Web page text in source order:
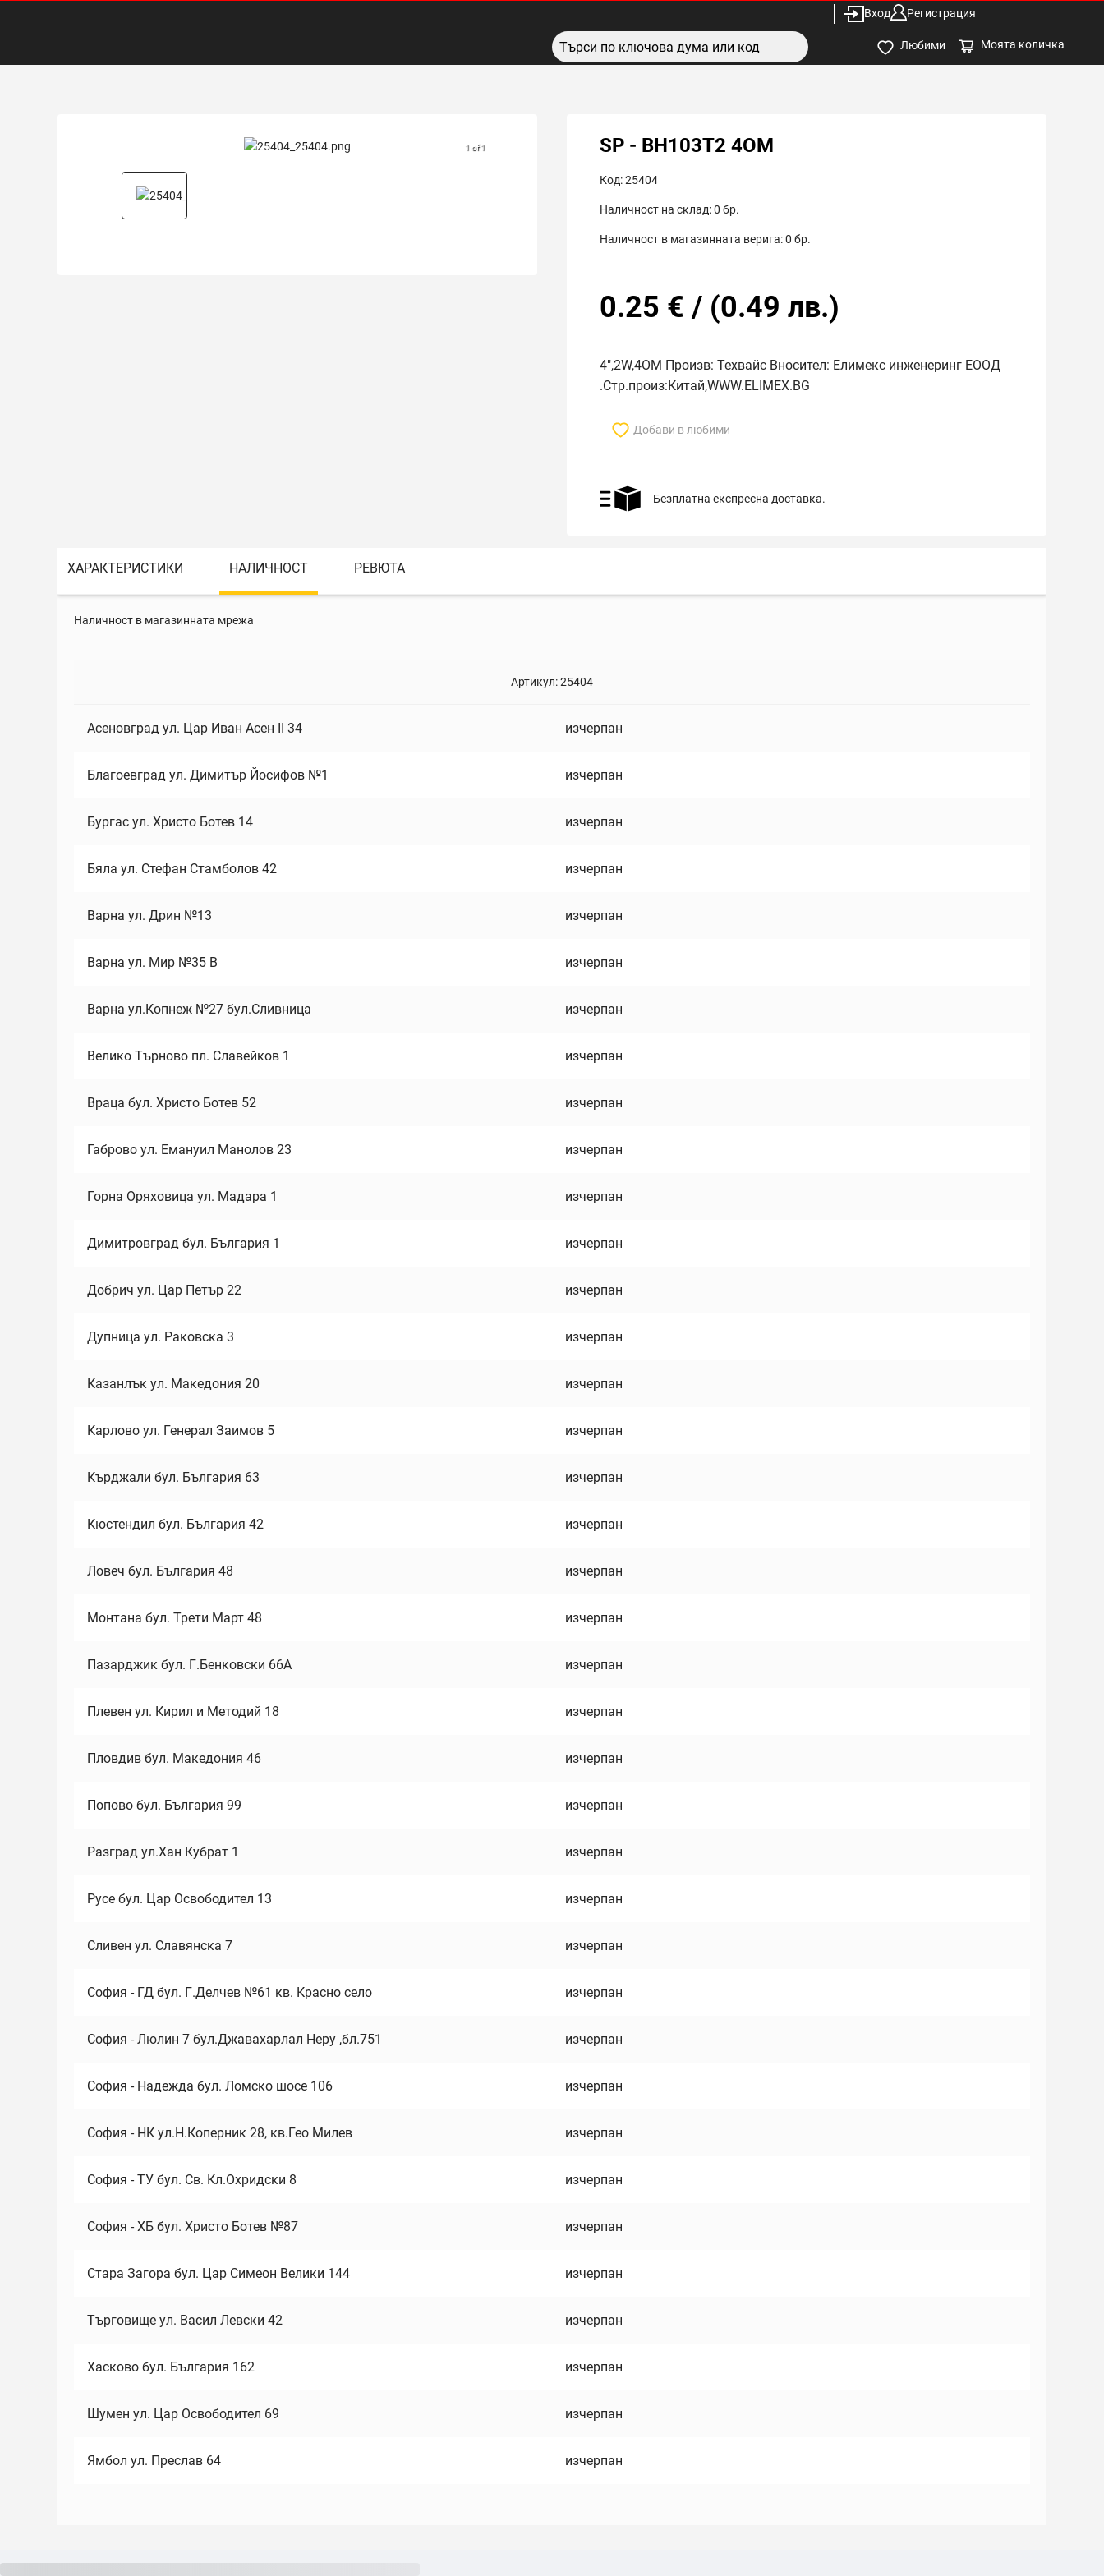
Вход Регистрация
Любими Моята количка
1 of 1 SP - BH103T2 4OM
Код:25404
Наличност на склад:0 бр.
Наличност в магазинната верига:0 бр.
0.25 € / (0.49 лв.)
4",2W,4OM Произв: Техвайс Вносител: Елимекс инженеринг ЕООД
.Стр.произ:Китай,WWW.ELIMEX.BG
Добави в любими
Безплатна експресна доставка.
ХАРАКТЕРИСТИКИ НАЛИЧНОСТ РЕВЮТА
Наличност в магазинната мрежа
Артикул:25404
Асеновград ул. Цар Иван Асен II 34 изчерпан
Благоевград ул. Димитър Йосифов №1 изчерпан
Бургас ул. Христо Ботев 14 изчерпан
Бяла ул. Стефан Стамболов 42 изчерпан
Варна ул. Дрин №13 изчерпан
Варна ул. Мир №35 В изчерпан
Варна ул.Копнеж №27 бул.Сливница изчерпан
Велико Търново пл. Славейков 1 изчерпан
Враца бул. Христо Ботев 52 изчерпан
Габрово ул. Емануил Манолов 23 изчерпан
Горна Оряховица ул. Мадара 1 изчерпан
Димитровград бул. България 1 изчерпан
Добрич ул. Цар Петър 22 изчерпан
Дупница ул. Раковска 3 изчерпан
Казанлък ул. Македония 20 изчерпан
Карлово ул. Генерал Заимов 5 изчерпан
Кърджали бул. България 63 изчерпан
Кюстендил бул. България 42 изчерпан
Ловеч бул. България 48 изчерпан
Монтана бул. Трети Март 48 изчерпан
Пазарджик бул. Г.Бенковски 66А изчерпан
Плевен ул. Кирил и Методий 18 изчерпан
Пловдив бул. Македония 46 изчерпан
Попово бул. България 99 изчерпан
Разград ул.Хан Кубрат 1 изчерпан
Русе бул. Цар Освободител 13 изчерпан
Сливен ул. Славянска 7 изчерпан
София - ГД бул. Г.Делчев №61 кв. Красно село изчерпан
София - Люлин 7 бул.Джавахарлал Неру ,бл.751 изчерпан
София - Надежда бул. Ломско шосе 106 изчерпан
София - НК ул.Н.Коперник 28, кв.Гео Милев изчерпан
София - ТУ бул. Св. Кл.Охридски 8 изчерпан
София - ХБ бул. Христо Ботев №87 изчерпан
Стара Загора бул. Цар Симеон Велики 144 изчерпан
Търговище ул. Васил Левски 42 изчерпан
Хасково бул. България 162 изчерпан
Шумен ул. Цар Освободител 69 изчерпан
Ямбол ул. Преслав 64 изчерпан